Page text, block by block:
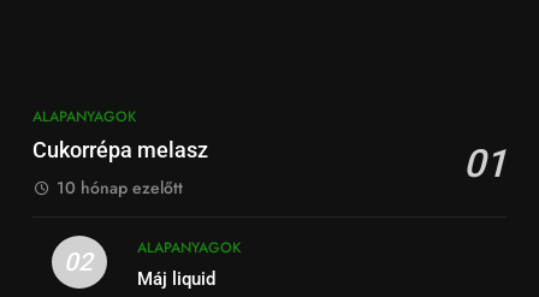
ALAPANYAGOK
Cukorrépa melasz 01
10 hónap ezelőtt
02
ALAPANYAGOK
Máj liquid